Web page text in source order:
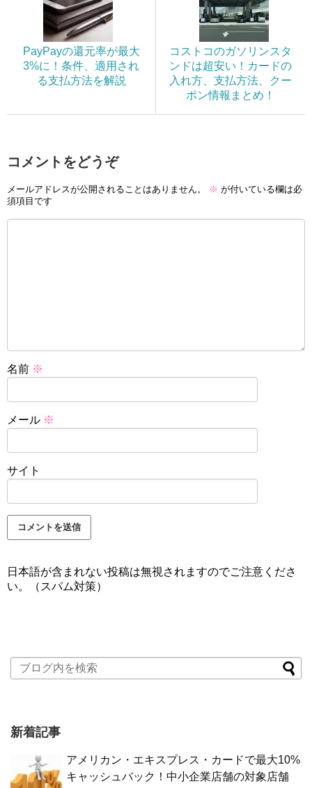
PayPayの還元率が最大
3%に！条件、適用され
る支払方法を解説
コストコのガソリンスタ
ンドは超安い！カードの
入れ方、支払方法、クー
ポン情報まとめ！
コメントをどうぞ
メールアドレスが公開されることはありません。 ※ が付いている欄は必
須項目です
名前 ※
メール ※
サイト
日本語が含まれない投稿は無視されますのでご注意くださ
い。（スパム対策）
新着記事
アメリカン・エキスプレス・カードで最大10%
キャッシュバック！中小企業店舗の対象店舗